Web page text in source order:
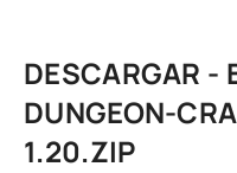
DESCARGAR -
DUNGEON-
1.20.ZIP